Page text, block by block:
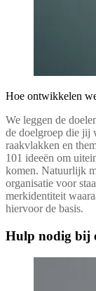
Hoe ontwikkelen
We leggen de
de doelgroep die jij
raakvlakken en
101 ideeën om
komen. Natuurlijk
organisatie voor
merkidentiteit
hiervoor de basis.
Hulp nodig bij